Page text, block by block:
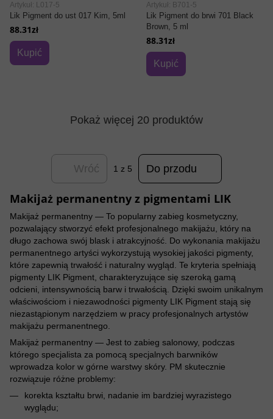
Artykuł: L017-5
Lik Pigment do ust 017 Kim, 5ml
88.31zł
Kupić
Artykuł: B701-5
Lik Pigment do brwi 701 Black
Brown, 5 ml
88.31zł
Kupić
Pokaż więcej 20 produktów
Wróć 1 z 5 Do przodu
Makijaż permanentny z pigmentami LIK
Makijaż permanentny — To popularny zabieg kosmetyczny,
pozwalający stworzyć efekt profesjonalnego makijażu, który na
długo zachowa swój blask i atrakcyjność. Do wykonania makijażu
permanentnego artyści wykorzystują wysokiej jakości pigmenty,
które zapewnią trwałość i naturalny wygląd. Te kryteria spełniają
pigmenty LIK Pigment, charakteryzujące się szeroką gamą
odcieni, intensywnością barw i trwałością. Dzięki swoim unikalnym
właściwościom i niezawodności pigmenty LIK Pigment stają się
niezastąpionym narzędziem w pracy profesjonalnych artystów
makijażu permanentnego.
Makijaż permanentny — Jest to zabieg salonowy, podczas
którego specjalista za pomocą specjalnych barwników
wprowadza kolor w górne warstwy skóry. PM skutecznie
rozwiązuje różne problemy:
korekta kształtu brwi, nadanie im bardziej wyrazistego
wyglądu;